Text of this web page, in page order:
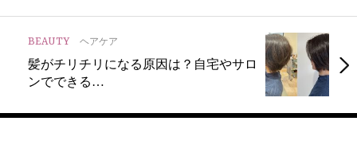
BEAUTY ヘアケア
髪がチリチリになる原因は？自宅やサロ
ンでできる…